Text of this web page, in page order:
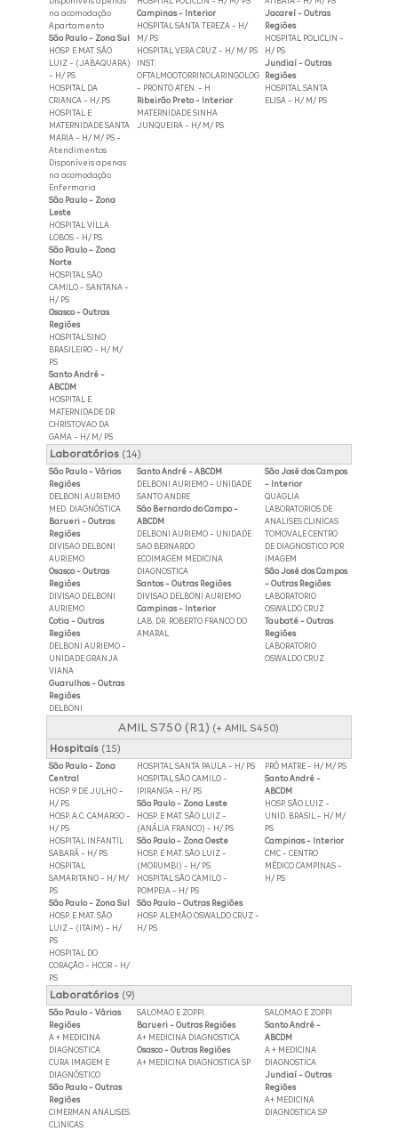
na acomodação
Apartamento
São Paulo - Zona Sul
HOSP. E MAT. SÃO
LUIZ - (JABAQUARA)
- H/ PS
HOSPITAL DA
CRIANCA - H/ PS
HOSPITAL E
MATERNIDADE SANTA
MARIA - H/ M/ PS -
Atendimentos
Disponíveis apenas
na acomodação
Enfermaria
São Paulo - Zona
Leste
HOSPITAL VILLA
LOBOS - H/ PS
São Paulo - Zona
Norte
HOSPITAL SÃO
CAMILO - SANTANA -
H/ PS
Osasco - Outras
Regiões
HOSPITAL SINO
BRASILEIRO - H/ M/
PS
Santo André -
ABCDM
HOSPITAL E
MATERNIDADE DR
CHRISTOVAO DA
GAMA - H/ M/ PS
Campinas - Interior
HOSPITAL SANTA TEREZA - H/
M/ PS
HOSPITAL VERA CRUZ - H/ M/ PS
INST.
OFTALMOOTORRINOLARINGOLOG
- PRONTO ATEN. - H
Ribeirão Preto - Interior
MATERNIDADE SINHA
JUNQUEIRA - H/ M/ PS
Jacareí - Outras
Regiões
HOSPITAL POLICLIN -
H/ PS
Jundiaí - Outras
Regiões
HOSPITAL SANTA
ELISA - H/ M/ PS
Laboratórios(14)
São Paulo - Várias
Regiões
DELBONI AURIEMO
MED. DIAGNÓSTICA
Barueri - Outras
Regiões
DIVISAO DELBONI
AURIEMO
Osasco - Outras
Regiões
DIVISAO DELBONI
AURIEMO
Cotia - Outras
Regiões
DELBONI AURIEMO -
UNIDADE GRANJA
VIANA
Guarulhos - Outras
Regiões
DELBONI
Santo André - ABCDM
DELBONI AURIEMO - UNIDADE
SANTO ANDRE
São Bernardo do Campo -
ABCDM
DELBONI AURIEMO - UNIDADE
SAO BERNARDO
ECOIMAGEM MEDICINA
DIAGNOSTICA
Santos - Outras Regiões
DIVISAO DELBONI AURIEMO
Campinas - Interior
LAB. DR. ROBERTO FRANCO DO
AMARAL
São José dos Campos
- Interior
QUAGLIA
LABORATORIOS DE
ANALISES CLINICAS
TOMOVALE CENTRO
DE DIAGNOSTICO POR
IMAGEM
São José dos Campos
- Outras Regiões
LABORATORIO
OSWALDO CRUZ
Taubaté - Outras
Regiões
LABORATORIO
OSWALDO CRUZ
AMIL S750 (R1) (+ AMIL S450)
Hospitais(15)
São Paulo - Zona
Central
HOSP. 9 DE JULHO -
H/ PS
HOSP. A.C. CAMARGO -
H/ PS
HOSPITAL INFANTIL
SABARÁ - H/ PS
HOSPITAL
SAMARITANO - H/ M/
PS
São Paulo - Zona Sul
HOSP. E MAT. SÃO
LUIZ - (ITAIM) - H/
PS
HOSPITAL DO
CORAÇÃO - HCOR - H/
PS
HOSPITAL SANTA PAULA - H/ PS
HOSPITAL SÃO CAMILO -
IPIRANGA - H/ PS
São Paulo - Zona Leste
HOSP. E MAT. SÃO LUIZ -
(ANÁLIA FRANCO) - H/ PS
São Paulo - Zona Oeste
HOSP. E MAT. SÃO LUIZ -
(MORUMBI) - H/ PS
HOSPITAL SÃO CAMILO -
POMPEIA - H/ PS
São Paulo - Outras Regiões
HOSP. ALEMÃO OSWALDO CRUZ -
H/ PS
PRÓ MATRE - H/ M/ PS
Santo André -
ABCDM
HOSP. SÃO LUIZ -
UNID. BRASIL - H/ M/
PS
Campinas - Interior
CMC - CENTRO
MÉDICO CAMPINAS -
H/ PS
Laboratórios(9)
São Paulo - Várias
Regiões
A + MEDICINA
DIAGNOSTICA
CURA IMAGEM E
DIAGNÓSTICO
São Paulo - Outras
Regiões
CIMERMAN ANALISES
CLINICAS
SALOMAO E ZOPPI.
Barueri - Outras Regiões
A+ MEDICINA DIAGNOSTICA
Osasco - Outras Regiões
A+ MEDICINA DIAGNOSTICA SP
SALOMAO E ZOPPI
Santo André -
ABCDM
A + MEDICINA
DIAGNOSTICA
Jundiaí - Outras
Regiões
A+ MEDICINA
DIAGNOSTICA SP